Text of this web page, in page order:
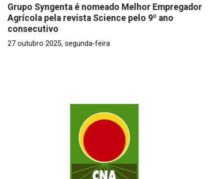
Grupo Syngenta é nomeado Melhor Empregador
Agrícola pela revista Science pelo 9º ano
consecutivo
27 outubro 2025, segunda-feira